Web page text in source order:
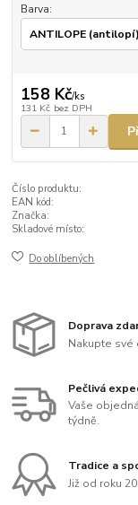
Barva:
158 Kč/ks
131 Kč bez DPH
Číslo produktu:
EAN kód:
Značka:
Skladové místo:
Do oblíbených
Doprava
Nakupte své
Pečlivá
Vaše
týdně.
Tradice a
Již od roku